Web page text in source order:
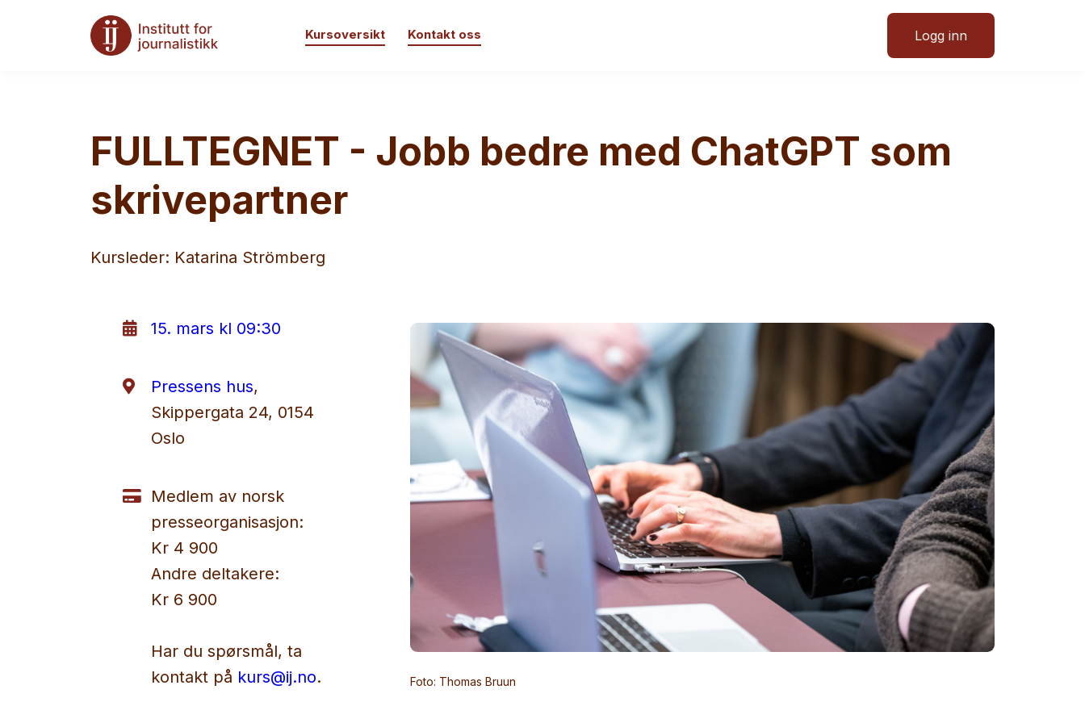
Kursoversikt Kontakt oss Logg inn
FULLTEGNET - Jobb bedre med ChatGPT som
skrivepartner
Kursleder: Katarina Strömberg
15. mars kl 09:30
Pressens hus,
Skippergata 24, 0154
Oslo
Medlem av norsk
presseorganisasjon:
Kr 4 900
Andre deltakere:
Kr 6 900
Har du spørsmål, ta
kontakt på kurs@ij.no. Foto: Thomas Bruun